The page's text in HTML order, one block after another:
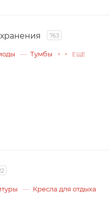
763
Тумбы + + ЕЩЕ
Кресла для отдыха